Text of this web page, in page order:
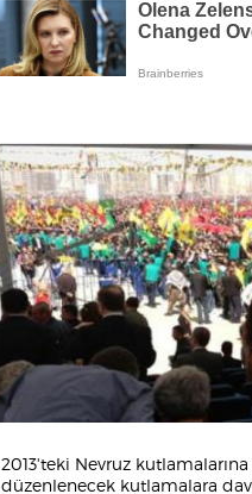
2013'teki Nevruz
düzenlenecek kutlamalara